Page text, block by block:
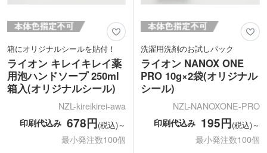
箱にオリジナルシールを貼付！
ライオン キレイキレイ薬
用泡ハンドソープ 250ml
箱入(オリジナルシール)
NZL-kireikirei-awa
印刷代込み 678円(税込)～
最小発注数100個
洗濯用洗剤のお試しパック
ライオン NANOX ONE
PRO 10g×2袋(オリジナル
シール)
NZL-NANOXONE-PRO
印刷代込み 195円(税込)～
最小発注数100個